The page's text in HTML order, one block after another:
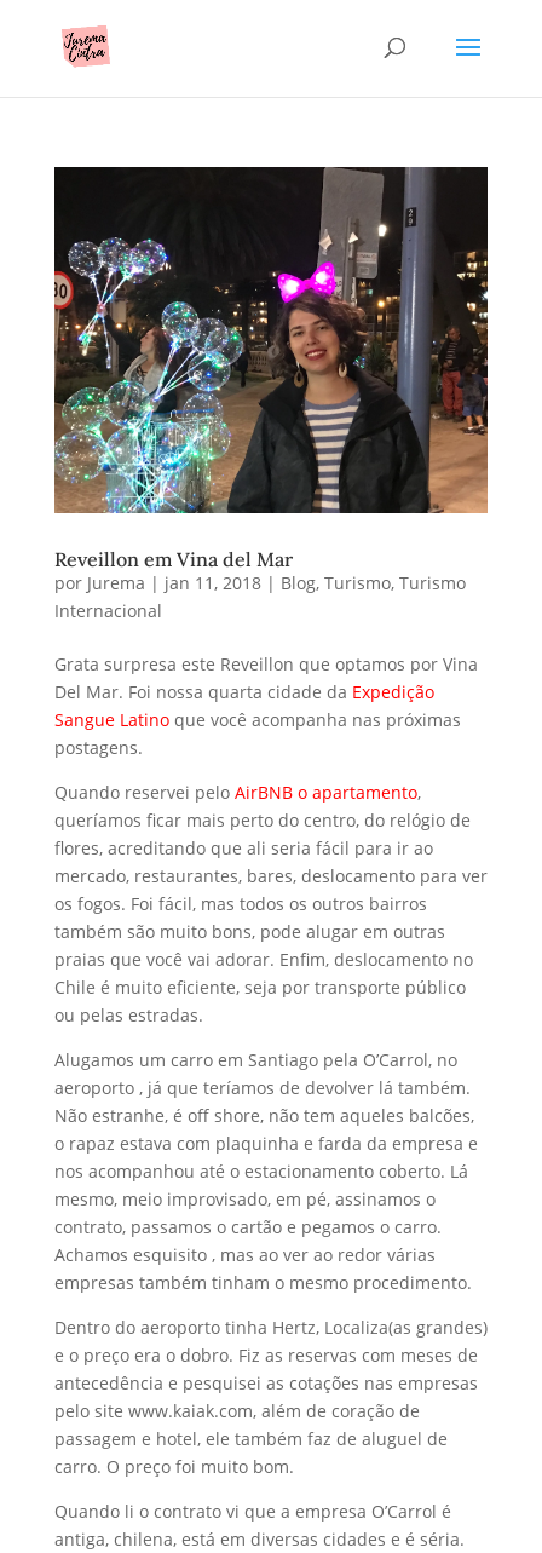
Reveillon em Vina del Mar
por Jurema | jan 11, 2018| Blog, Turismo, Turismo
Internacional
Grata surpresa este Reveillon que optamos por Vina
Del Mar. Foi nossa quarta cidade da Expedição
Sangue Latino que você acompanha nas próximas
postagens.
Quando reservei peloAirBNB o apartamento,
queríamos ficar mais perto do centro, do relógio de
flores, acreditando que ali seria fácil para ir ao
mercado, restaurantes, bares, deslocamento para ver
os fogos. Foi fácil, mas todos os outros bairros
também são muito bons, pode alugar em outras
praias que você vai adorar. Enfim, deslocamento no
Chile é muito eficiente, seja por transporte público
ou pelas estradas.
Alugamos um carro em Santiago pela O’Carrol, no
aeroporto , já que teríamos de devolver lá também.
Não estranhe, é off shore, não tem aqueles balcões,
o rapaz estava com plaquinha e farda da empresa e
nos acompanhou até o estacionamento coberto. Lá
mesmo, meio improvisado, em pé, assinamos o
contrato, passamos o cartão e pegamos o carro.
Achamos esquisito , mas ao ver ao redor várias
empresas também tinham o mesmo procedimento.
Dentro do aeroporto tinha Hertz, Localiza(as grandes)
e o preço era o dobro. Fiz as reservas com meses de
antecedência e pesquisei as cotações nas empresas
pelo site www.kaiak.com, além de coração de
passagem e hotel, ele também faz de aluguel de
carro. O preço foi muito bom.
Quando li o contrato vi que a empresa O’Carrol é
antiga, chilena, está em diversas cidades e é séria.